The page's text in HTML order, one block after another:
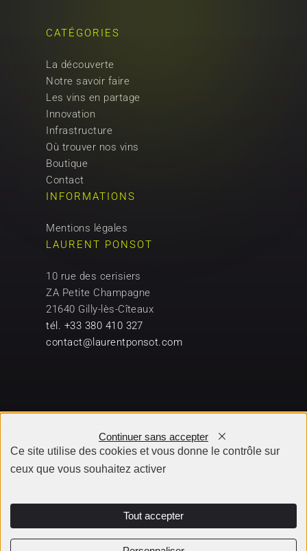
CATÉGORIES
La découverte
Notre savoir faire
Les vins en partage
Innovation
Infrastructure
Où trouver nos vins
Boutique
Contact
INFORMATIONS
Mentions légales
LAURENT PONSOT
10 rue des cerisiers
ZA Petite Champagne
21640 Gilly-lès-Cîteaux
tél. +33 380 410 327
contact@laurentponsot.com
Ce site utilise des cookies et vous donne le contrôle sur
ceux que vous souhaitez activer
Tout accepter
Continuer sans accepter